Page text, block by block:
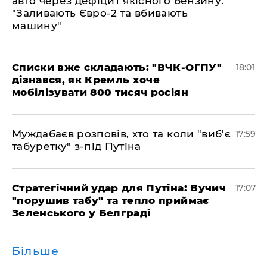
"Заливають Євро-2 та вбивають
машину"
Списки вже складають: "ВЧК-ОГПУ"
дізнався, як Кремль хоче
мобілізувати 800 тисяч росіян
18:01
Муждабаєв розповів, хто та коли "виб'є
табуретку" з-під Путіна
17:59
Стратегічний удар для Путіна: Вучич
"порушив табу" та тепло приймає
Зеленського у Белграді
17:07
Більше